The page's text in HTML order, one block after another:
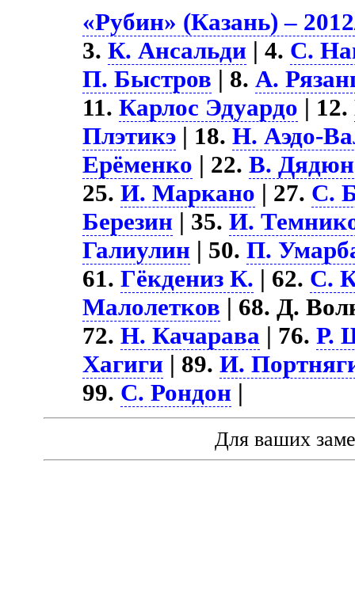
«Рубин» (Казань) –
3.К. Ансальди | 4. С.
П. Быстров | 8.А.
11.Карлос Эдуардо | 12.
Плэтикэ | 18.Н. Аэдо-
Ерёменко | 22.В. Дядюн
25.И. Маркано | 27. С.
Березин | 35.И.
Галиулин | 50.П.
61.Гёкдениз К. | 62. С.
Малолетков | 68. Д.
72.Н. Качарава | 76.Р.
Хагиги | 89.И.
99. С. Рондон |
Для ваших